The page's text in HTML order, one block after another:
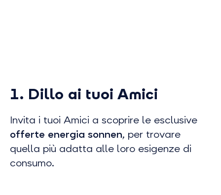
1. Dillo ai tuoi Amici
Invita i tuoi Amici a scoprire le esclusive
offerte energia sonnen, per trovare
quella più adatta alle loro esigenze di
consumo.